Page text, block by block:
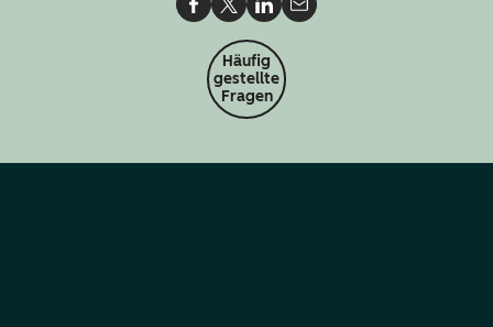
Auf Facebook teilen
Auf Twitter teilen
Auf LinkedIn teilen
Per E-Mail teilen
Häufig
gestellte
Fragen